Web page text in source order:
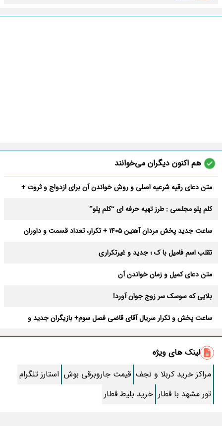
هم اکنون دیگران می‌خوانند
متن دعای رقیه شرعیه اصلی و روش خواندن آن برای ازدواج و ثروت +
کلم پلو مجلسی : طرز تهیه حرفه ای “کلم پلو”
ساعت جدید پخش مردان آهنین 1405 + تکرار، تعداد قسمت و داوران
تقلب اسم فامیل با ک ؛ جدید و غیرتکراری
متن دعای کمیل و زمان خواندن آن
بلایی که سوسک سر زوج جوان آورد!
ساعت پخش و تکرار سریال آقای قاضی فصل سوم+ بازیگران جدید و
طرز تهیه سالاد ماکارونی خانگی خوشمزه و لذیذ + آموزش تصویری
طرز تهیه پاستا با سس آلفردو و مرغ فوری + آموزش تصویری پنه
جواب کامل اسم فامیل با “س”
ماه قرمز نشانه آخر دنیا در آسمان ظاهر شد !
لینک های ویژه
مراکز خرید کربلا و نجف قیمت جاروبرقی بوش استارز تلگرام
تور مشهد با قطار خرید بلیط قطار